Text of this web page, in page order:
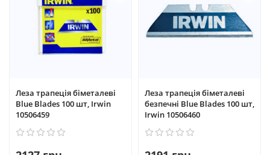
Леза трапеція біметалеві
Blue Blades 100 шт, Irwin
10506459
Леза трапеція біметалеві
безпечні Blue Blades 100 шт,
Irwin 10506460